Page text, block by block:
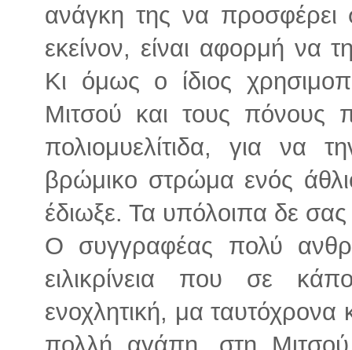
ανάγκη της να προσφέρει
εκείνον, είναι αφορμή να
Κι όμως ο ίδιος
Μιτσού και τους πόνους
πολιομυελίτιδα, για να
βρώμικο στρώμα ενός
έδιωξε. Τα υπόλοιπα δε
Ο συγγραφέας πολύ
ειλικρίνεια που σε
ενοχλητική, μα
πολλή αγάπη, στη